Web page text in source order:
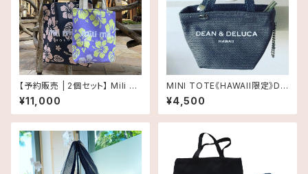
【予約販売 | 2個セット】 Mili Mi
li Day Tote（ミリミリ デイトー
ト）｜お得な2個セット
¥11,000
MINI TOTE《HAWAII限定》DE
AN＆DELUCA HAWAII ディー
¥4,500